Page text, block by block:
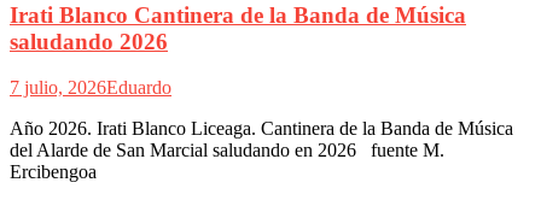
Irati Blanco Cantinera de la Banda de Música
saludando 2026
7 julio, 2026Eduardo
Año 2026. Irati Blanco Liceaga. Cantinera de la Banda de Música
del Alarde de San Marcial saludando en 2026 fuente M.
Ercibengoa